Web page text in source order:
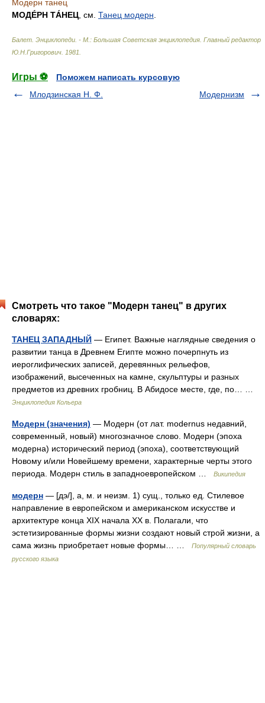
Модерн танец
МОДÉРН ТÁНЕЦ , см. Танец модерн
Балет. Энциклопеди. - М.: Большая Советская энциклопедия Главный редактор
Ю.Н.Григорович 1981
Игры ⚽
Поможем написать курсовую
Млодзинская Н. Ф.
Модернизм
Смотреть что такое "Модерн танец" в других
словарях:
ТАНЕЦ ЗАПАДНЫЙ — Египет. Важные наглядные сведения о
развитии танца в Древнем Египте можно почерпнуть из
иероглифических записей, деревянных рельефов,
изображений, высеченных на камне, скульптуры и разных
предметов из древних гробниц. В Абидосе месте, где, по… …
Энциклопедия Кольера
Модерн (значения) — Модерн (от лат. modernus недавний,
современный, новый) многозначное слово. Модерн (эпоха
модерна) исторический период (эпоха), соответствующий
Новому и/или Новейшему времени, характерные черты этого
периода. Модерн стиль в западноевропейском …
Википедия
модерн — [дэ/], а, м. и неизм. 1) сущ., только ед. Стилевое
направление в европейском и американском искусстве и
архитектуре конца XIX начала ХХ в. Полагали, что
эстетизированные формы жизни создают новый строй жизни, а
сама жизнь приобретает новые формы… …
Популярный словарь
русского языка